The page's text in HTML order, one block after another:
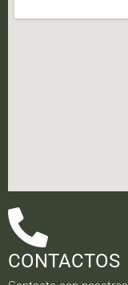
CONTACTOS